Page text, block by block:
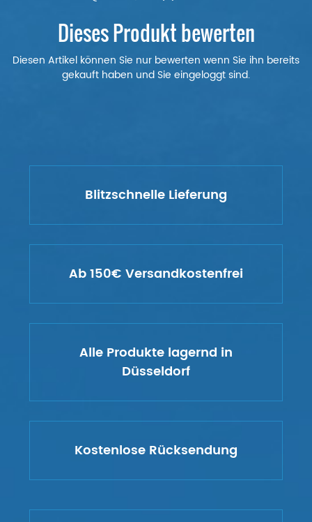
Dieses Produkt bewerten
Diesen Artikel können Sie nur bewerten wenn Sie ihn bereits
gekauft haben und Sie eingeloggt sind.
Blitzschnelle Lieferung
Ab 150€ Versandkostenfrei
Alle Produkte lagernd in
Düsseldorf
Kostenlose Rücksendung